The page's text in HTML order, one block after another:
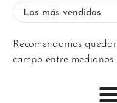
Recomendamos
campo entre medianos